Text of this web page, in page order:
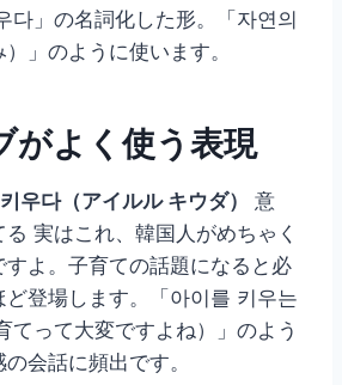
다」の名詞化した形。「자연의
」のように使います。
がよく使う表現
다（アイルル キウダ）
意
実はこれ、韓国人がめちゃく
すよ。子育ての話題になると必
登場します。「아이를 키우는
てって大変ですよね）」のよう
会話に頻出です。